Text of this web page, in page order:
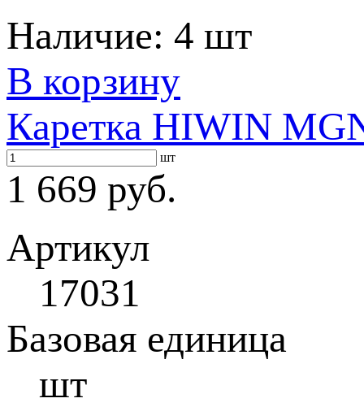
Наличие: 4 шт
В корзину
Каретка HIWIN
шт
1 669 руб.
Артикул
17031
Базовая единица
шт